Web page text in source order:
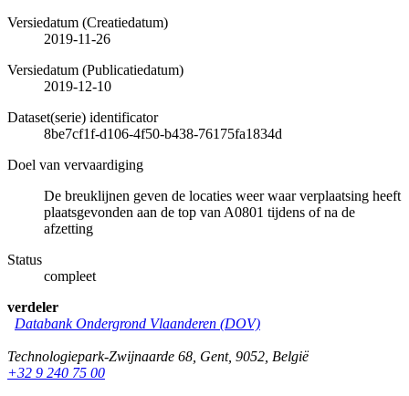
Versiedatum (Creatiedatum)
2019-11-26
Versiedatum (Publicatiedatum)
2019-12-10
Dataset(serie) identificator
8be7cf1f-d106-4f50-b438-76175fa1834d
Doel van vervaardiging
De breuklijnen geven de locaties weer waar verplaatsing heeft
plaatsgevonden aan de top van A0801 tijdens of na de
afzetting
Status
compleet
verdeler
Databank Ondergrond Vlaanderen (DOV)
Technologiepark-Zwijnaarde 68 Gent, 9052 België
+32 9 240 75 00